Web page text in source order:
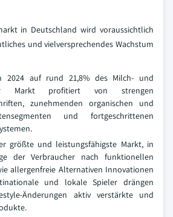
in Deutschland wird voraussichtlich
und vielversprechendes Wachstum
2024 auf rund 21,8% des Milch- und
Markt profitiert von strengen
zunehmenden organischen und
und fortgeschrittenen
größte und leistungsfähigste Markt, in
der Verbraucher nach funktionellen
allergenfreie Alternativen Innovationen
und lokale Spieler drängen
Änderungen aktiv verstärkte und